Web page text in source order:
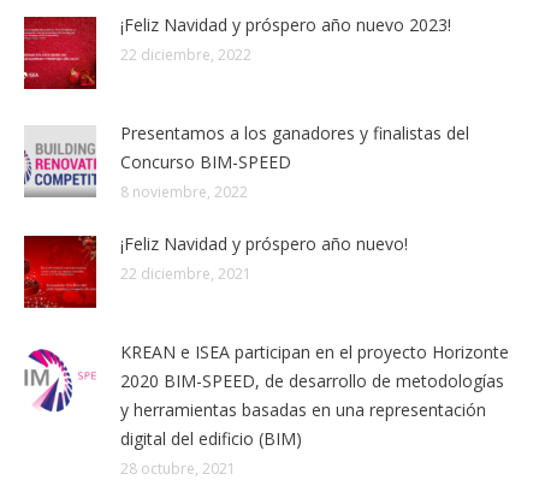
¡Feliz Navidad y próspero año nuevo 2023!
22 diciembre, 2022
Presentamos a los ganadores y finalistas del
Concurso BIM-SPEED
8 noviembre, 2022
¡Feliz Navidad y próspero año nuevo!
22 diciembre, 2021
KREAN e ISEA participan en el proyecto Horizonte
2020 BIM-SPEED, de desarrollo de metodologías
y herramientas basadas en una representación
digital del edificio (BIM)
28 octubre, 2021